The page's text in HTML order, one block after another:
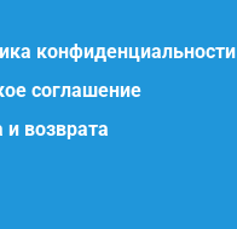
конфиденциальности
соглашение
возврата